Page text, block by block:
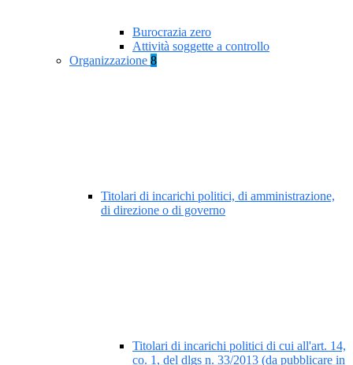
Burocrazia zero
Attività soggette a controllo
Organizzazione 8
Titolari di incarichi politici, di amministrazione,
di direzione o di governo
Titolari di incarichi politici di cui all'art. 14,
co. 1, del dlgs n. 33/2013 (da pubblicare in